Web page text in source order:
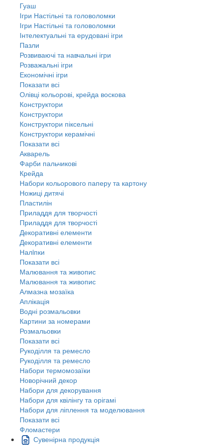
Гуаш
Ігри Настільні та головоломки
Ігри Настільні та головоломки
Інтелектуальні та ерудовані ігри
Пазли
Розвиваючі та навчальні ігри
Розважальні ігри
Економічні ігри
Показати всі
Олівці кольорові, крейда воскова
Конструктори
Конструктори
Конструктори піксельні
Конструктори керамічні
Показати всі
Акварель
Фарби пальчикові
Крейда
Набори кольорового паперу та картону
Ножиці дитячі
Пластилін
Приладдя для творчості
Приладдя для творчості
Декоративні елементи
Декоративні елементи
Налiпки
Показати всі
Малювання та живопис
Малювання та живопис
Алмазна мозаїка
Аплікація
Водні розмальовки
Картини за номерами
Розмальовки
Показати всі
Рукоділля та ремесло
Рукоділля та ремесло
Набори термомозаїки
Новорічний декор
Набори для декорування
Набори для квілінгу та орігамі
Набори для ліплення та моделювання
Показати всі
Фломастери
Сувенірна продукція